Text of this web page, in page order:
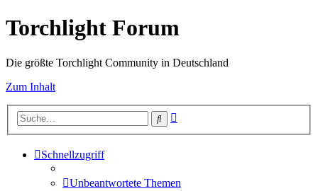
Torchlight Forum
Die größte Torchlight Community in Deutschland
Zum Inhalt
Suche
Schnellzugriff
Unbeantwortete Themen